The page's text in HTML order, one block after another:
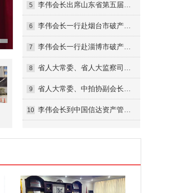
5 李伟会长出席山东省第五届拍卖师大赛“金诺国拍杯”暨全国拍卖师竞赛山东预选赛活动并讲话
6 李伟会长一行赴烟台市破产管理人协会调研交流
7 李伟会长一行赴淄博市破产管理人协会调研考察
8 省人大常委、省人大监察司法委员会委员李伟一行到省法院调研
9 省人大常委、中拍协副会长、省破产管理人协会副会长李伟一行来济南中院调研指导工作
10 李伟会长到中国信达资产管理公司山东分公司走访调研